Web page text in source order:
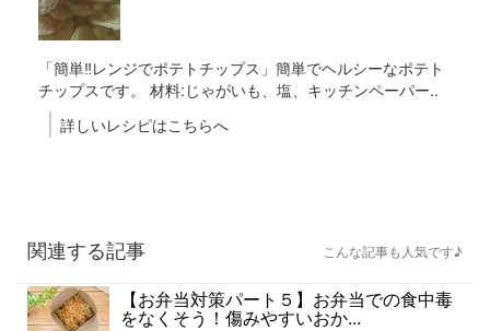
「簡単‼レンジでポテトチップス」簡単でヘルシーなポテト
チップスです。 材料:じゃがいも、塩、キッチンペーパー..
詳しいレシピはこちらへ
関連する記事 こんな記事も人気です♪
【お弁当対策パート５】お弁当での食中毒
をなくそう！傷みやすいおか...